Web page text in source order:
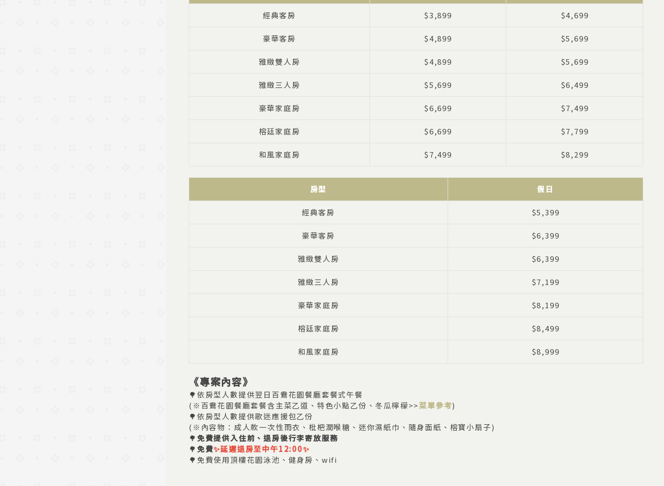
經典客房 $3,899 $4,699
豪華客房 $4,899 $5,699
雅緻雙人房 $4,899 $5,699
雅緻三人房 $5,699 $6,499
豪華家庭房 $6,699 $7,499
榕廷家庭房 $6,699 $7,799
和風家庭房 $7,499 $8,299
房型 假日
經典客房 $5,399
豪華客房 $6,399
雅緻雙人房 $6,399
雅緻三人房 $7,199
豪華家庭房 $8,199
榕廷家庭房 $8,499
和風家庭房 $8,999
《專案內容》
🌳依房型人數提供翌日百鴦花園餐廳套餐式午餐
(※百鴦花園餐廳套餐含主菜乙道、特色小點乙份、冬瓜檸檬>>菜單參考)
🌳依房型人數提供歌迷應援包乙份
(※內容物：成人款一次性雨衣、枇杷潤喉糖、迷你濕紙巾、隨身面紙、榕寶小扇子)
🌳免費提供入住前、退房後行李寄放服務
🌳免費✨延遲退房至中午12:00✨
🌳免費使用頂樓花園泳池、健身房、wifi